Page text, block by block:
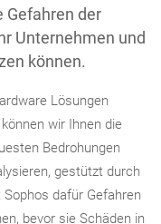
Gefahren der
Unternehmen und
können.
Lösungen
können wir Ihnen die
Bedrohungen
gestützt durch
dafür Gefahren
bevor sie Schäden in